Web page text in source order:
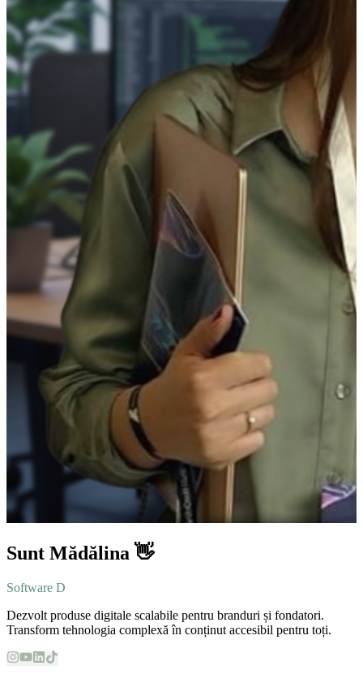
Sunt Mădălina 👋
Software Developer
Dezvolt produse digitale scalabile pentru branduri și fondatori.
Transform tehnologia complexă în conținut accesibil pentru toți.